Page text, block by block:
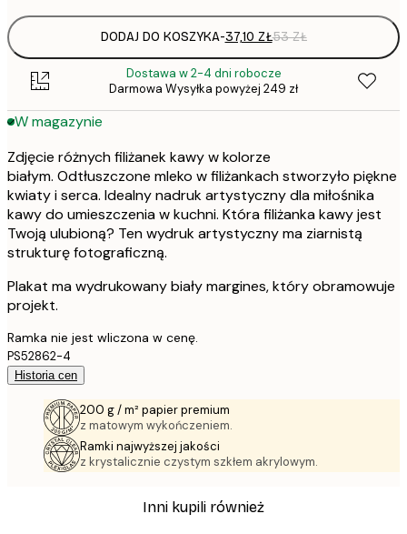
DODAJ DO KOSZYKA-37,10 ZŁ53 ZŁ
Dostawa w 2-4 dni robocze
Darmowa Wysyłka powyżej 249 zł
W magazynie
Zdjęcie różnych filiżanek kawy w kolorze
białym. Odtłuszczone mleko w filiżankach stworzyło piękne
kwiaty i serca. Idealny nadruk artystyczny dla miłośnika
kawy do umieszczenia w kuchni. Która filiżanka kawy jest
Twoją ulubioną? Ten wydruk artystyczny ma ziarnistą
strukturę fotograficzną.
Plakat ma wydrukowany biały margines, który obramowuje
projekt.
Ramka nie jest wliczona w cenę.
PS52862-4
Historia cen
200 g / m² papier premium
z matowym wykończeniem.
Ramki najwyższej jakości
z krystalicznie czystym szkłem akrylowym.
Inni kupili również